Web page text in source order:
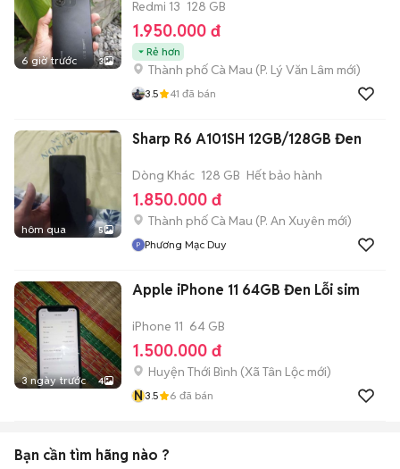
6 giờ trước 3
Redmi 13 128 GB
1.950.000 đ
Rẻ hơn
Thành phố Cà Mau (P. Lý Văn Lâm mới)
3.5 41 đã bán
hôm qua 5
Sharp R6 A101SH 12GB/128GB Đen
Dòng Khác 128 GB Hết bảo hành
1.850.000 đ
Thành phố Cà Mau (P. An Xuyên mới)
Phương Mạc Duy
3 ngày trước 4
Apple iPhone 11 64GB Đen Lỗi sim
iPhone 11 64 GB
1.500.000 đ
Huyện Thới Bình (Xã Tân Lộc mới)
N3.5 6 đã bán
Bạn cần tìm hãng nào ?